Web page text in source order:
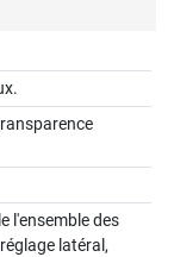
l'ensemble des
latéral,